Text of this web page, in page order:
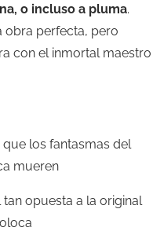
o incluso a pluma.
obra perfecta, pero
con el inmortal maestro
los fantasmas del
mueren
opuesta a la original